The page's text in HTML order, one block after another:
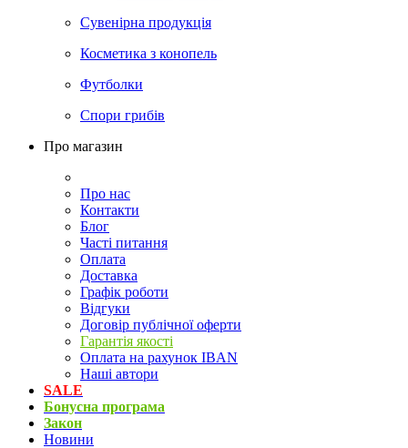
Сувенірна продукція
Косметика з конопель
Футболки
Спори грибів
Про магазин
Про нас
Контакти
Блог
Часті питання
Оплата
Доставка
Графік роботи
Відгуки
Договір публічної оферти
Гарантія якості
Оплата на рахунок IBAN
Наші автори
SALE
Бонусна програма
Закон
Новини